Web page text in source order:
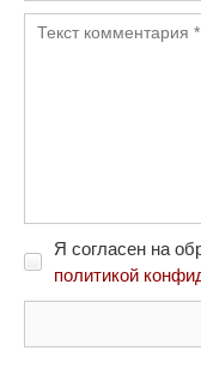
Я согласен на
политикой